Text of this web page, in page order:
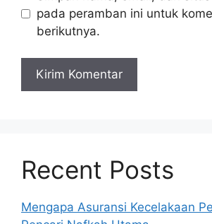
pada peramban ini untuk
berikutnya.
Recent Posts
Mengapa Asuransi Kecelakaan